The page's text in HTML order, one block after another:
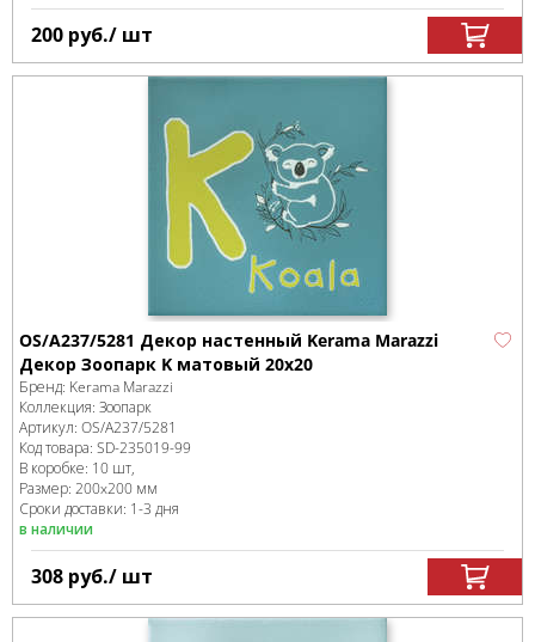
200 руб./ шт
OS/A237/5281 Декор настенный Kerama Marazzi
Декор Зоопарк K матовый 20x20
Бренд: Kerama Marazzi
Коллекция: Зоопарк
Артикул: OS/A237/5281
Код товара: SD-235019-99
В коробке: 10 шт,
Размер: 200x200 мм
Сроки доставки: 1-3 дня
в наличии
308 руб./ шт